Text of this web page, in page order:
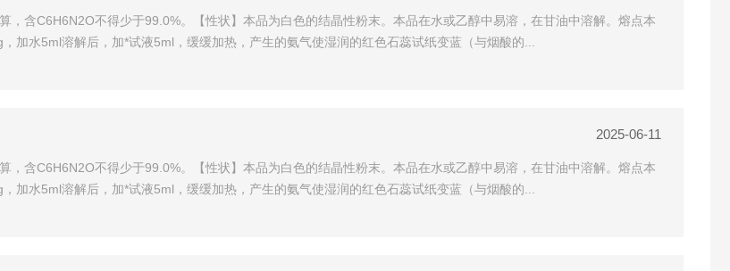
含C6H6N2O不得少于99.0%。【性状】本品为白色的结晶性粉末。本品在水或乙醇中易溶，在甘油中溶解。熔点本
水5ml溶解后，加*试液5ml，缓缓加热，产生的氨气使湿润的红色石蕊试纸变蓝（与烟酸的...
2025-06-11
含C6H6N2O不得少于99.0%。【性状】本品为白色的结晶性粉末。本品在水或乙醇中易溶，在甘油中溶解。熔点本
水5ml溶解后，加*试液5ml，缓缓加热，产生的氨气使湿润的红色石蕊试纸变蓝（与烟酸的...